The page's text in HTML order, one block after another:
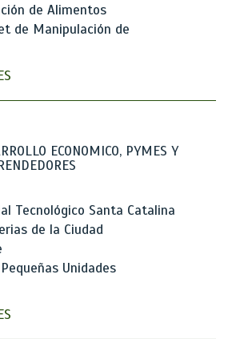
de Alimentos
de Manipulación de
ECONOMICO, PYMES Y
Tecnológico Santa Catalina
de la Ciudad
Unidades